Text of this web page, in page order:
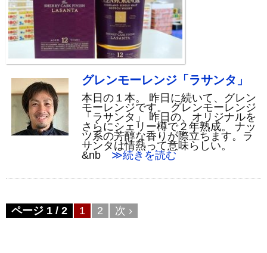
グレンモーレンジ「ラサンタ」
本日の１本。 昨日に続いて、グレン
モーレンジです。 グレンモーレンジ
「ラサンタ」 昨日の、オリジナルを
さらにシェリー樽で２年熟成。 ナッ
ツ系の芳醇な香りが際立ちます。ラ
サンタは情熱って意味らしい。
&nb ≫続きを読む
ページ 1 / 2 1 2 次 ›